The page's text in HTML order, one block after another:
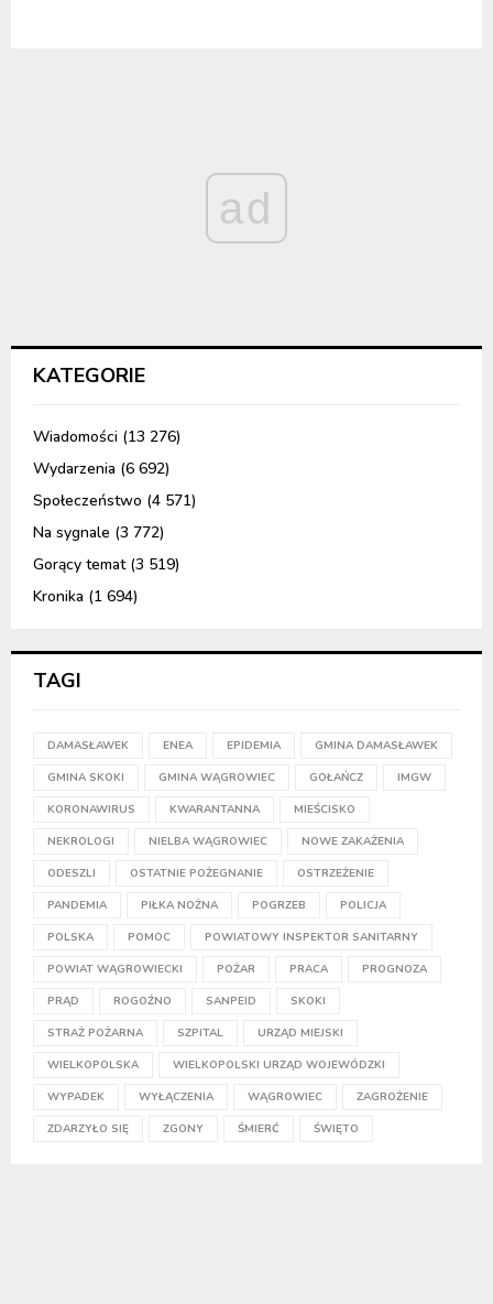
ad
KATEGORIE
Wiadomości (13 276)
Wydarzenia (6 692)
Społeczeństwo (4 571)
Na sygnale (3 772)
Gorący temat(3 519)
Kronika (1 694)
TAGI
DAMASŁAWEK ENEA EPIDEMIA GMINA DAMASŁAWEK
GMINA SKOKI GMINA WĄGROWIEC GOŁAŃCZ IMGW
KORONAWIRUS KWARANTANNA MIEŚCISKO
NEKROLOGI NIELBA WĄGROWIEC NOWE ZAKAŻENIA
ODESZLI OSTATNIE POŻEGNANIE OSTRZEŻENIE
PANDEMIA PIŁKA NOŻNA POGRZEB POLICJA
POLSKA POMOC POWIATOWY INSPEKTOR SANITARNY
POWIAT WĄGROWIECKI POŻAR PRACA PROGNOZA
PRĄD ROGOŹNO SANPEID SKOKI
STRAŻ POŻARNA SZPITAL URZĄD MIEJSKI
WIELKOPOLSKA WIELKOPOLSKI URZĄD WOJEWÓDZKI
WYPADEK WYŁĄCZENIA WĄGROWIEC ZAGROŻENIE
ZDARZYŁO SIĘ ZGONY ŚMIERĆ ŚWIĘTO